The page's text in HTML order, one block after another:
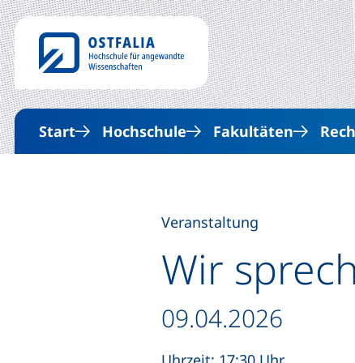
Start Hochschule Fakultäten
Wir
Veranstaltung
Datum / Dauer:
09.04.2026